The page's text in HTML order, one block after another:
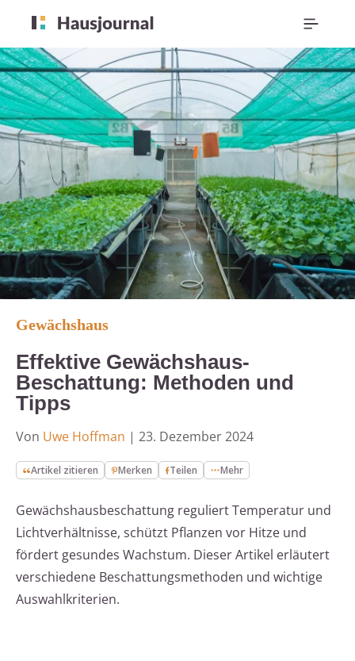
Gewächshaus
Effektive Gewächshaus-
Beschattung: Methoden und
Tipps
Von Uwe Hoffman | 23. Dezember 2024
Artikel zitieren Merken Teilen Mehr
Gewächshausbeschattung reguliert Temperatur und
Lichtverhältnisse, schützt Pflanzen vor Hitze und
fördert gesundes Wachstum. Dieser Artikel erläutert
verschiedene Beschattungsmethoden und wichtige
Auswahlkriterien.